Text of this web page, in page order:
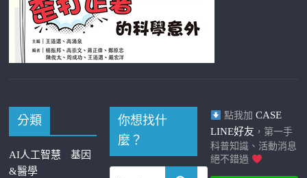
分類
AI人工智慧
基因
&醫學
你想找什
麼？
點我加 CASE
LINE好友 ，第一手
科普知識、活動消息
絕不錯過